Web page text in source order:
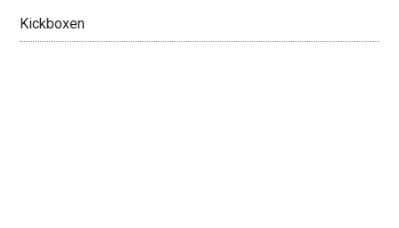
Kickboxen